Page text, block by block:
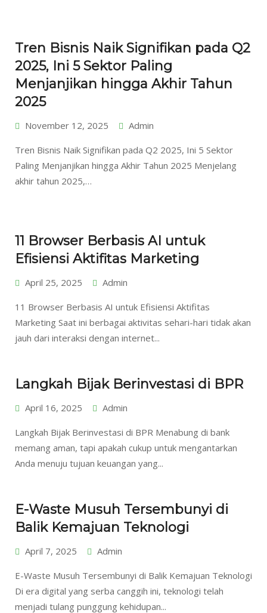
Tren Bisnis Naik Signifikan pada Q2
2025, Ini 5 Sektor Paling
Menjanjikan hingga Akhir Tahun
2025
November 12, 2025 Admin
Tren Bisnis Naik Signifikan pada Q2 2025, Ini 5 Sektor
Paling Menjanjikan hingga Akhir Tahun 2025 Menjelang
akhir tahun 2025,…
11 Browser Berbasis AI untuk
Efisiensi Aktifitas Marketing
April 25, 2025 Admin
11 Browser Berbasis AI untuk Efisiensi Aktifitas
Marketing Saat ini berbagai aktivitas sehari-hari tidak akan
jauh dari interaksi dengan internet...
Langkah Bijak Berinvestasi di BPR
April 16, 2025 Admin
Langkah Bijak Berinvestasi di BPR Menabung di bank
memang aman, tapi apakah cukup untuk mengantarkan
Anda menuju tujuan keuangan yang...
E-Waste Musuh Tersembunyi di
Balik Kemajuan Teknologi
April 7, 2025 Admin
E-Waste Musuh Tersembunyi di Balik Kemajuan Teknologi
Di era digital yang serba canggih ini, teknologi telah
menjadi tulang punggung kehidupan...